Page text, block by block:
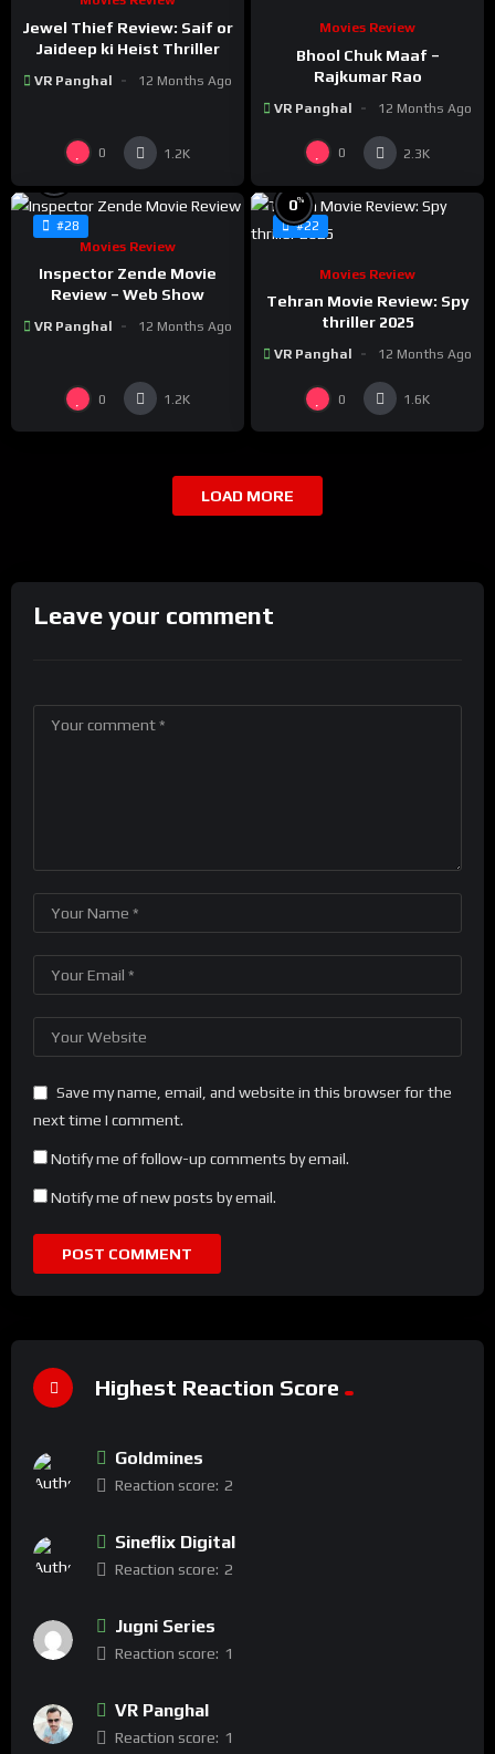
Jewel Thief Review: Saif or
Jaideep ki Heist Thriller
VR Panghal 12 Months Ago
0 1.2K
Movies Review
Bhool Chuk Maaf –
Rajkumar Rao
VR Panghal 12 Months Ago
0 2.3K
#28
Movies Review
Inspector Zende Movie
Review – Web Show
VR Panghal 12 Months Ago
0 1.2K
#22
0%
Movies Review
Tehran Movie Review: Spy
thriller 2025
VR Panghal 12 Months Ago
0 1.6K
LOAD MORE
Leave your comment
Save my name, email, and website in this browser for the
next time I comment.
Notify me of follow-up comments by email.
Notify me of new posts by email.
Highest Reaction Score
Goldmines
Reaction score: 2
Sineflix Digital
Reaction score: 2
Jugni Series
Reaction score: 1
VR Panghal
Reaction score: 1